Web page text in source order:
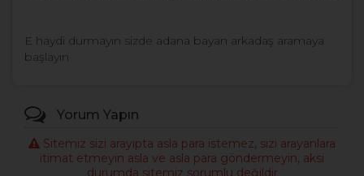
E haydi durmayın sizde adana bayan arkadaş aramaya
başlayın
Yorum Yapın
Sitemiz sizi arayıpta asla para istemez, sizi arayanlara
itimat etmeyin asla ve asla para göndermeyin, aksi
durumda sitemiz sorumlu değildir